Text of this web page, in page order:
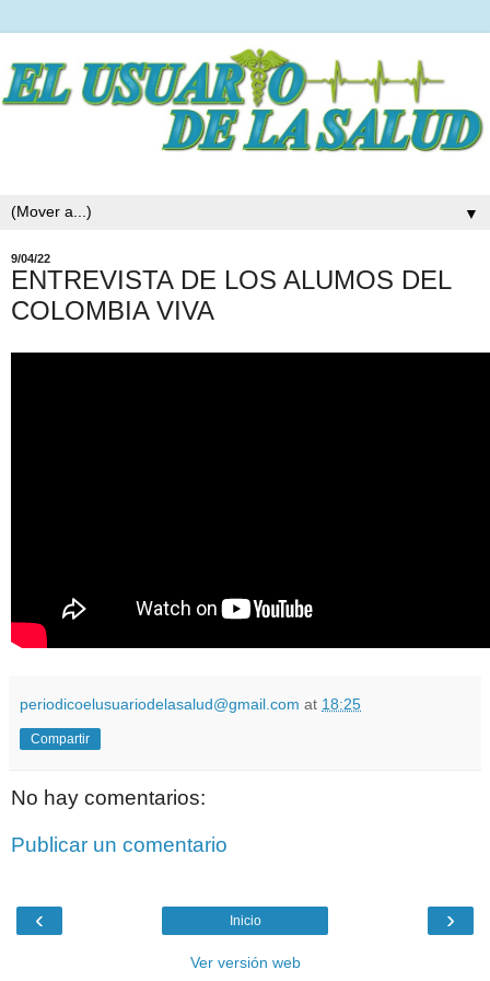
▼
9/04/22
ENTREVISTA DE LOS ALUMOS DEL
COLOMBIA VIVA
periodicoelusuariodelasalud@gmail.com at 18:25
Compartir
No hay comentarios:
Publicar un comentario
‹ ›
Inicio
Ver versión web